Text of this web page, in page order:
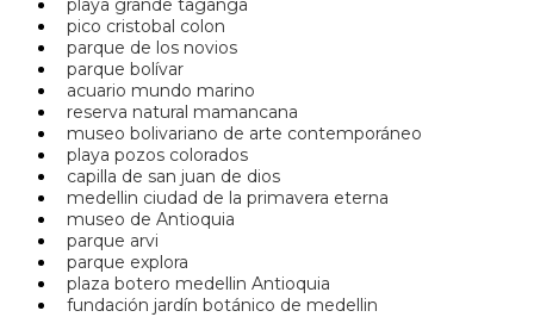
playa grande taganga
pico cristobal colon
parque de los novios
parque bolívar
acuario mundo marino
reserva natural mamancana
museo bolivariano de arte contemporáneo
playa pozos colorados
capilla de san juan de dios
medellin ciudad de la primavera eterna
museo de Antioquia
parque arvi
parque explora
plaza botero medellin Antioquia
fundación jardín botánico de medellin